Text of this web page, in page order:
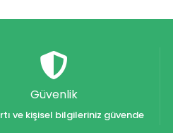
Güvenlik
ve kişisel bilgileriniz güvende